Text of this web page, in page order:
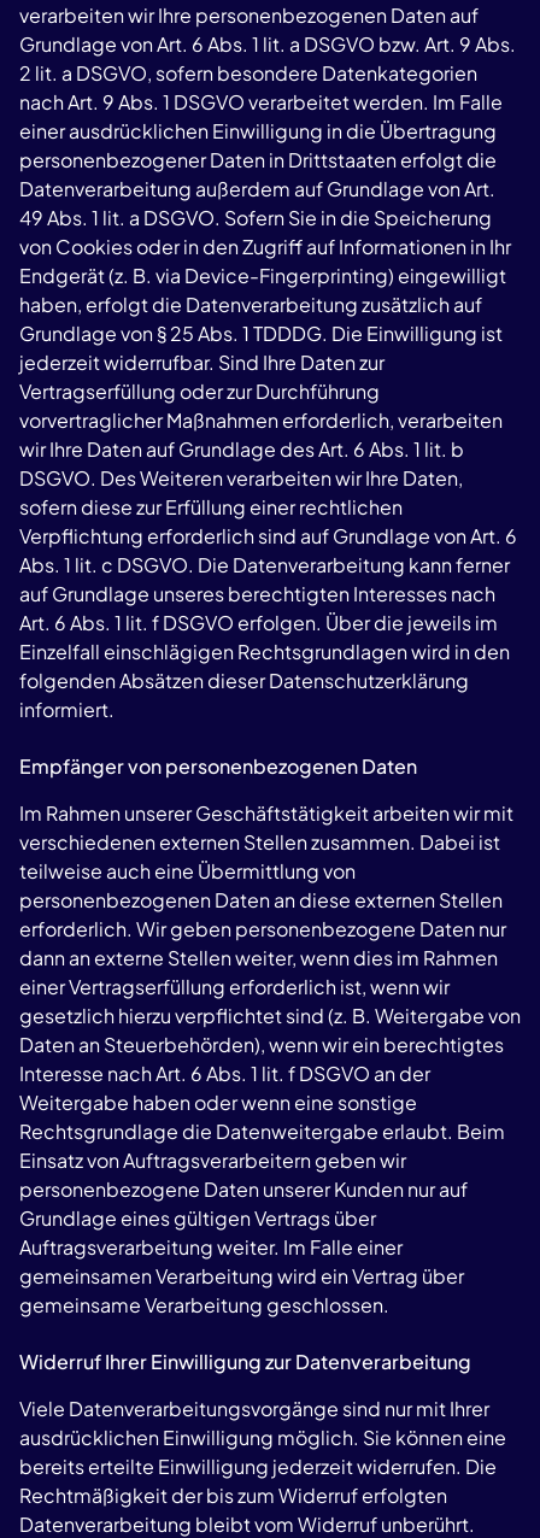
verarbeiten wir Ihre personenbezogenen Daten auf
Grundlage von Art. 6 Abs. 1 lit. a DSGVO bzw. Art. 9 Abs.
2 lit. a DSGVO, sofern besondere Datenkategorien
nach Art. 9 Abs. 1 DSGVO verarbeitet werden. Im Falle
einer ausdrücklichen Einwilligung in die Übertragung
personenbezogener Daten in Drittstaaten erfolgt die
Datenverarbeitung außerdem auf Grundlage von Art.
49 Abs. 1 lit. a DSGVO. Sofern Sie in die Speicherung
von Cookies oder in den Zugriff auf Informationen in Ihr
Endgerät (z. B. via Device-Fingerprinting) eingewilligt
haben, erfolgt die Datenverarbeitung zusätzlich auf
Grundlage von § 25 Abs. 1 TDDDG. Die Einwilligung ist
jederzeit widerrufbar. Sind Ihre Daten zur
Vertragserfüllung oder zur Durchführung
vorvertraglicher Maßnahmen erforderlich, verarbeiten
wir Ihre Daten auf Grundlage des Art. 6 Abs. 1 lit. b
DSGVO. Des Weiteren verarbeiten wir Ihre Daten,
sofern diese zur Erfüllung einer rechtlichen
Verpflichtung erforderlich sind auf Grundlage von Art. 6
Abs. 1 lit. c DSGVO. Die Datenverarbeitung kann ferner
auf Grundlage unseres berechtigten Interesses nach
Art. 6 Abs. 1 lit. f DSGVO erfolgen. Über die jeweils im
Einzelfall einschlägigen Rechtsgrundlagen wird in den
folgenden Absätzen dieser Datenschutzerklärung
informiert.
Empfänger von personenbezogenen Daten
Im Rahmen unserer Geschäftstätigkeit arbeiten wir mit
verschiedenen externen Stellen zusammen. Dabei ist
teilweise auch eine Übermittlung von
personenbezogenen Daten an diese externen Stellen
erforderlich. Wir geben personenbezogene Daten nur
dann an externe Stellen weiter, wenn dies im Rahmen
einer Vertragserfüllung erforderlich ist, wenn wir
gesetzlich hierzu verpflichtet sind (z. B. Weitergabe von
Daten an Steuerbehörden), wenn wir ein berechtigtes
Interesse nach Art. 6 Abs. 1 lit. f DSGVO an der
Weitergabe haben oder wenn eine sonstige
Rechtsgrundlage die Datenweitergabe erlaubt. Beim
Einsatz von Auftragsverarbeitern geben wir
personenbezogene Daten unserer Kunden nur auf
Grundlage eines gültigen Vertrags über
Auftragsverarbeitung weiter. Im Falle einer
gemeinsamen Verarbeitung wird ein Vertrag über
gemeinsame Verarbeitung geschlossen.
Widerruf Ihrer Einwilligung zur Datenverarbeitung
Viele Datenverarbeitungsvorgänge sind nur mit Ihrer
ausdrücklichen Einwilligung möglich. Sie können eine
bereits erteilte Einwilligung jederzeit widerrufen. Die
Rechtmäßigkeit der bis zum Widerruf erfolgten
Datenverarbeitung bleibt vom Widerruf unberührt.